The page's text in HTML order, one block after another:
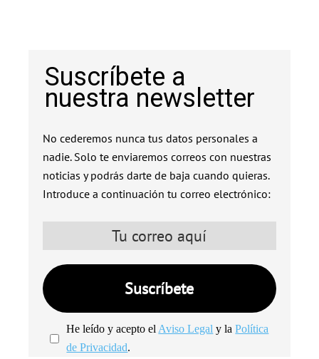
Suscríbete a
nuestra newsletter
No cederemos nunca tus datos personales a
nadie. Solo te enviaremos correos con nuestras
noticias y podrás darte de baja cuando quieras.
Introduce a continuación tu correo electrónico:
He leído y acepto el Aviso Legal y laPolítica
de Privacidad.